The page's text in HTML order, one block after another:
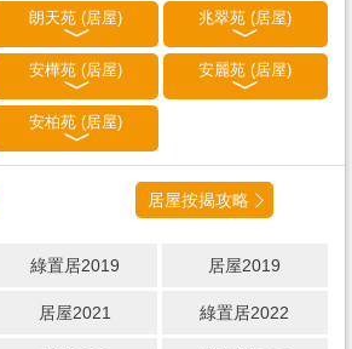
朗天苑 (居屋) 兆翠苑 (居屋)
安樺苑 (居屋) 安麗苑 (居屋)
安柏苑 (居屋)
居屋按揭攻略
綠置居2019 居屋2019
居屋2021 綠置居2022